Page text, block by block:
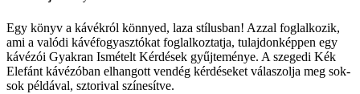
Egy könyv a kávékról könnyed, laza stílusban! Azzal foglalkozik,
ami a valódi kávéfogyasztókat foglalkoztatja, tulajdonképpen egy
kávézói Gyakran Ismételt Kérdések gyűjteménye. A szegedi Kék
Elefánt kávézóban elhangott vendég kérdéseket válaszolja meg sok-
sok példával, sztorival színesítve.